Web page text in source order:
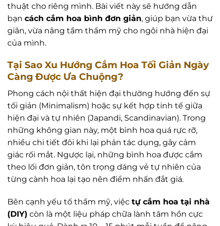
thuật cho riêng mình. Bài viết này sẽ hướng dẫn
bạn cách cắm hoa bình đơn giản, giúp bạn vừa thư
giãn, vừa nâng tầm thẩm mỹ cho ngôi nhà hiện đại
của mình.
Tại Sao Xu Hướng Cắm Hoa Tối Giản Ngày
Càng Được Ưa Chuộng?
Phong cách nội thất hiện đại thường hướng đến sự
tối giản (Minimalism) hoặc sự kết hợp tinh tế giữa
hiện đại và tự nhiên (Japandi, Scandinavian). Trong
những không gian này, một bình hoa quá rực rỡ,
nhiều chi tiết đôi khi lại phản tác dụng, gây cảm
giác rối mắt. Ngược lại, những bình hoa được cắm
theo lối đơn giản, tôn trọng dáng vẻ tự nhiên của
từng cành hoa lại tạo nên điểm nhấn đắt giá.
Bên cạnh yếu tố thẩm mỹ, việc tự cắm hoa tại nhà
(DIY) còn là một liệu pháp chữa lành tâm hồn cực